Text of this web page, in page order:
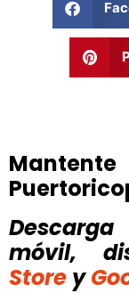
móvil,
Store y